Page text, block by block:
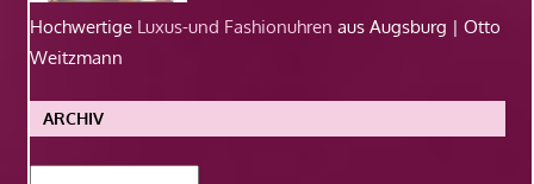
Hochwertige Luxus-und Fashionuhren aus Augsburg | Otto
Weitzmann
ARCHIV